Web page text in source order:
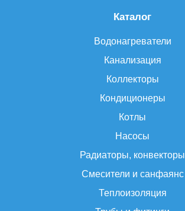
Каталог
Водонагреватели
Канализация
Коллекторы
Кондиционеры
Котлы
Насосы
Радиаторы, конвекторы
Смесители и санфаянс
Теплоизоляция